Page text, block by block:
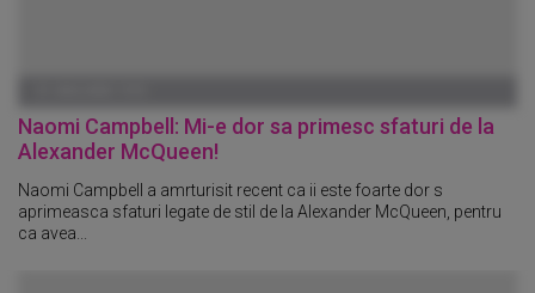
Naomi Campbell: Mi-e dor sa primesc sfaturi de la
Alexander McQueen!
Naomi Campbell a amrturisit recent ca ii este foarte dor s
aprimeasca sfaturi legate de stil de la Alexander McQueen, pentru
ca avea...